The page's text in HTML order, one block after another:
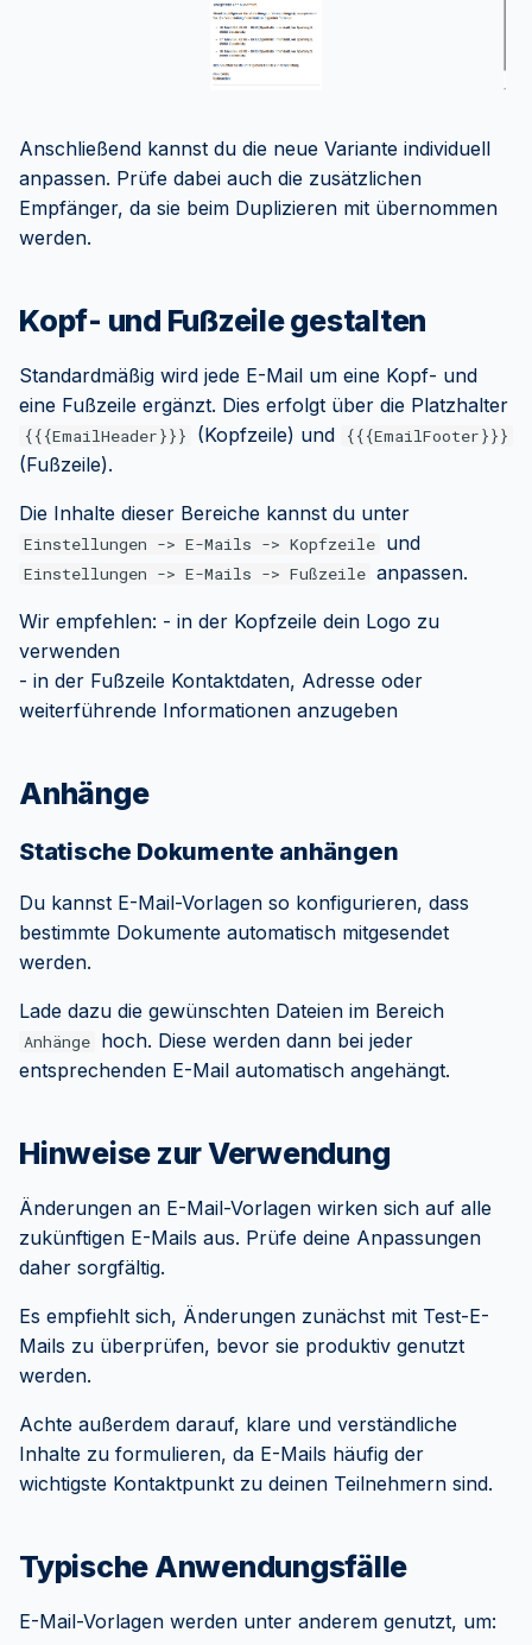
Anschließend kannst du die neue Variante individuell
anpassen. Prüfe dabei auch die zusätzlichen
Empfänger, da sie beim Duplizieren mit übernommen
werden.
Kopf- und Fußzeile gestalten
Standardmäßig wird jede E-Mail um eine Kopf- und
eine Fußzeile ergänzt. Dies erfolgt über die Platzhalter
{{{EmailHeader}}} (Kopfzeile) und {{{EmailFooter}}}
(Fußzeile).
Die Inhalte dieser Bereiche kannst du unter
Einstellungen -> E-Mails -> Kopfzeile und
Einstellungen -> E-Mails -> Fußzeile anpassen.
Wir empfehlen: - in der Kopfzeile dein Logo zu
verwenden
- in der Fußzeile Kontaktdaten, Adresse oder
weiterführende Informationen anzugeben
Anhänge
Statische Dokumente anhängen
Du kannst E-Mail-Vorlagen so konfigurieren, dass
bestimmte Dokumente automatisch mitgesendet
werden.
Lade dazu die gewünschten Dateien im Bereich
Anhänge hoch. Diese werden dann bei jeder
entsprechenden E-Mail automatisch angehängt.
Hinweise zur Verwendung
Änderungen an E-Mail-Vorlagen wirken sich auf alle
zukünftigen E-Mails aus. Prüfe deine Anpassungen
daher sorgfältig.
Es empfiehlt sich, Änderungen zunächst mit Test-E-
Mails zu überprüfen, bevor sie produktiv genutzt
werden.
Achte außerdem darauf, klare und verständliche
Inhalte zu formulieren, da E-Mails häufig der
wichtigste Kontaktpunkt zu deinen Teilnehmern sind.
Typische Anwendungsfälle
E-Mail-Vorlagen werden unter anderem genutzt, um: